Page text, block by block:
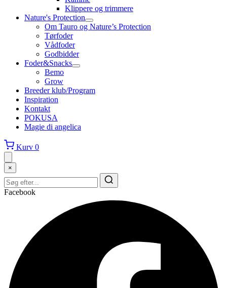
Klippere og trimmere
Nature's Protection
Om Tauro og Nature’s Protection
Tørfoder
Vådfoder
Godbidder
Foder&Snacks
Bemo
Grow
Breeder klub/Program
Inspiration
Kontakt
POKUSA
Magie di angelica
Kurv 0
×
Facebook